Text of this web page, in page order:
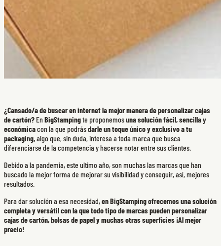
¿Cansado/a de buscar en internet la mejor manera de personalizar cajas
de cartón? EnBigStampingte proponemosuna solución fácil, sencilla y
económicacon la que podrásdarle un toque único y exclusivo a tu
packaging,algo que, sin duda, interesa a toda marca que busca
diferenciarse de la competencia y hacerse notar entre sus clientes.
Debido a la pandemia, este ultimo año, son muchas las marcas que han
buscado la mejor forma de mejorar su visibilidad y conseguir, así, mejores
resultados.
Para dar solución a esa necesidad,en BigStamping ofrecemos una solución
completa y versátil con la que todo tipo de marcas pueden personalizar
cajas de cartón, bolsas de papel y muchas otras superficies ¡Al mejor
precio!